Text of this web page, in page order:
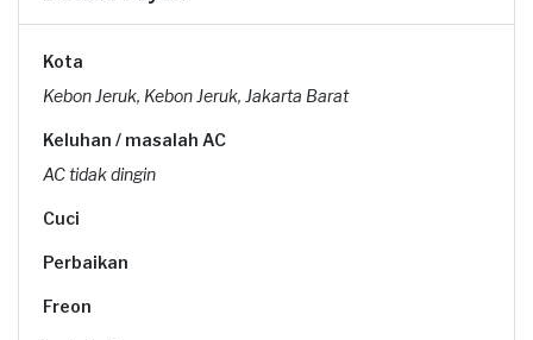
Kota
Kebon Jeruk, Kebon Jeruk, Jakarta Barat
Keluhan / masalah AC
AC tidak dingin
Cuci
Perbaikan
Freon